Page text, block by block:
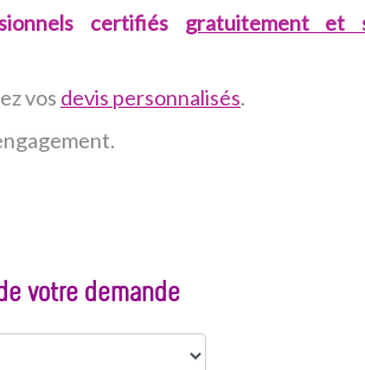
certifiés gratuitement et
vos devis personnalisés.